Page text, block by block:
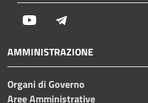
Youtube
AMMINISTRAZIONE
Organi di Governo
Aree Amministrative